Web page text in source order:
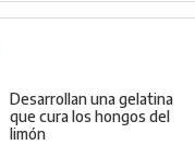
Desarrollan una gelatina
que cura los hongos del
limón